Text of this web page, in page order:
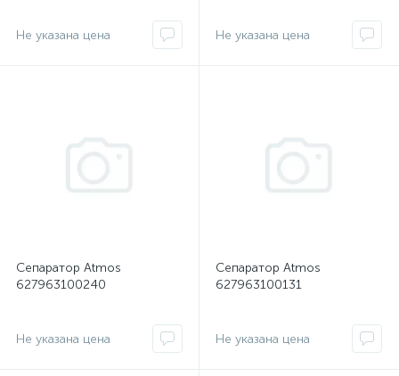
Не указана цена Не указана цена
Сепаратор Atmos
627963100240
Не указана цена
Сепаратор Atmos
627963100131
Не указана цена